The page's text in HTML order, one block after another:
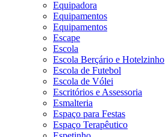
Equipadora
Equipamentos
Equipamentos
Escape
Escola
Escola Berçário e Hotelzinho
Escola de Futebol
Escola de Vólei
Escritórios e Assessoria
Esmalteria
Espaço para Festas
Espaço Terapêutico